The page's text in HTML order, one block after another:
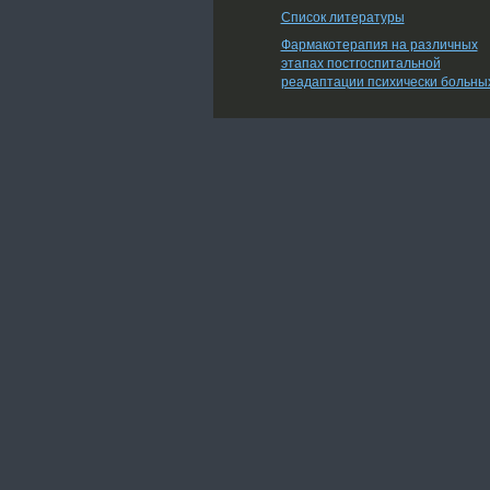
Список литературы
Фармакотерапия на различных
этапах постгоспитальной
реадаптации психически